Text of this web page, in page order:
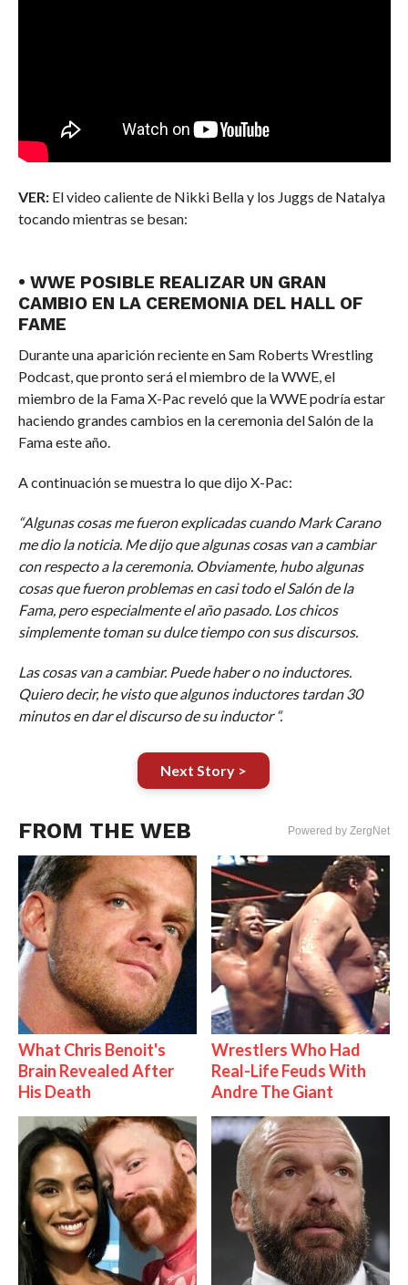
VER:El video caliente de Nikki Bella y los Juggs de Natalya
tocando mientras se besan:
• WWE POSIBLE REALIZAR UN GRAN
CAMBIO EN LA CEREMONIA DEL HALL OF
FAME
Durante una aparición reciente en Sam Roberts Wrestling
Podcast, que pronto será el miembro de la WWE, el
miembro de la Fama X-Pac reveló que la WWE podría estar
haciendo grandes cambios en la ceremonia del Salón de la
Fama este año.
A continuación se muestra lo que dijo X-Pac:
“Algunas cosas me fueron explicadas cuando Mark Carano
me dio la noticia. Me dijo que algunas cosas van a cambiar
con respecto a la ceremonia. Obviamente, hubo algunas
cosas que fueron problemas en casi todo el Salón de la
Fama, pero especialmente el año pasado. Los chicos
simplemente toman su dulce tiempo con sus discursos.
Las cosas van a cambiar. Puede haber o no inductores.
Quiero decir, he visto que algunos inductores tardan 30
minutos en dar el discurso de su inductor “.
Next Story >
FROM THE WEB Powered by ZergNet
What Chris Benoit's
Brain Revealed After
His Death
Wrestlers Who Had
Real-Life Feuds With
Andre The Giant